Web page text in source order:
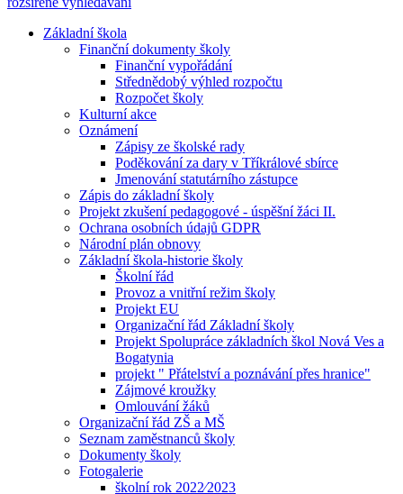
Základní škola
Finanční dokumenty školy
Finanční vypořádání
Střednědobý výhled rozpočtu
Rozpočet školy
Kulturní akce
Oznámení
Zápisy ze školské rady
Poděkování za dary v Tříkrálové sbírce
Jmenování statutárního zástupce
Zápis do základní školy
Projekt zkušení pedagogové - úspěšní žáci II.
Ochrana osobních údajů GDPR
Národní plán obnovy
Základní škola-historie školy
Školní řád
Provoz a vnitřní režim školy
Projekt EU
Organizační řád Základní školy
Projekt Spolupráce základních škol Nová Ves a
Bogatynia
projekt " Přátelství a poznávání přes hranice"
Zájmové kroužky
Omlouvání žáků
Organizační řád ZŠ a MŠ
Seznam zaměstnanců školy
Dokumenty školy
Fotogalerie
školní rok 2022⁄2023